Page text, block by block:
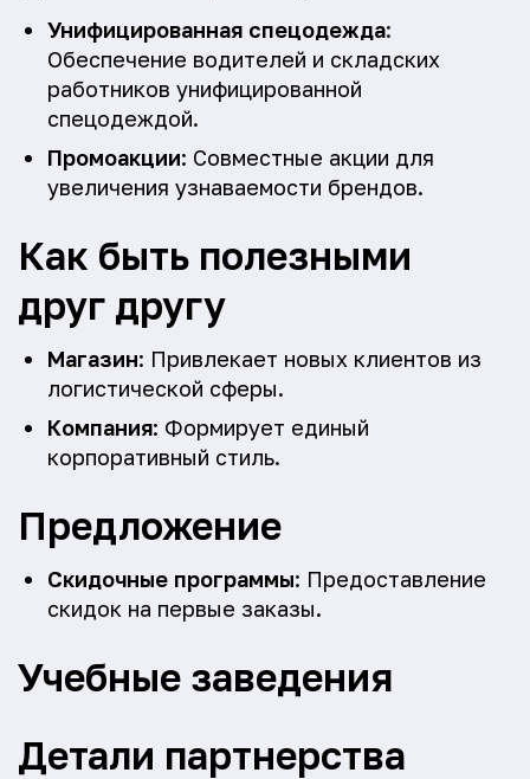
Унифицированная спецодежда:
Обеспечение водителей и складских
работников унифицированной
спецодеждой.
Промоакции: Совместные акции для
увеличения узнаваемости брендов.
Как быть полезными
друг другу
Магазин: Привлекает новых клиентов из
логистической сферы.
Компания: Формирует единый
корпоративный стиль.
Предложение
Скидочные программы: Предоставление
скидок на первые заказы.
Учебные заведения
Детали партнерства